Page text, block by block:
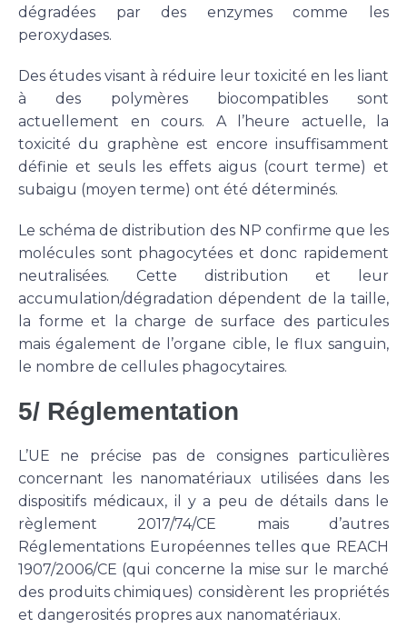
dégradées par des enzymes comme les
peroxydases.
Des études visant à réduire leur toxicité en les liant
à des polymères biocompatibles sont
actuellement en cours. A l’heure actuelle, la
toxicité du graphène est encore insuffisamment
définie et seuls les effets aigus (court terme) et
subaigu (moyen terme) ont été déterminés.
Le schéma de distribution des NP confirme que les
molécules sont phagocytées et donc rapidement
neutralisées. Cette distribution et leur
accumulation/dégradation dépendent de la taille,
la forme et la charge de surface des particules
mais également de l’organe cible, le flux sanguin,
le nombre de cellules phagocytaires.
5/ Réglementation
L’UE ne précise pas de consignes particulières
concernant les nanomatériaux utilisées dans les
dispositifs médicaux, il y a peu de détails dans le
règlement 2017/74/CE mais d’autres
Réglementations Européennes telles que REACH
1907/2006/CE (qui concerne la mise sur le marché
des produits chimiques) considèrent les propriétés
et dangerosités propres aux nanomatériaux.